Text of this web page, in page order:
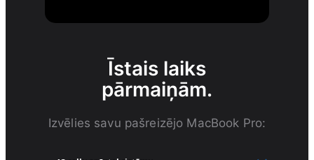
Īstais laiks
pārmaiņām.
Izvēlies savu pašreizējo MacBook Pro: